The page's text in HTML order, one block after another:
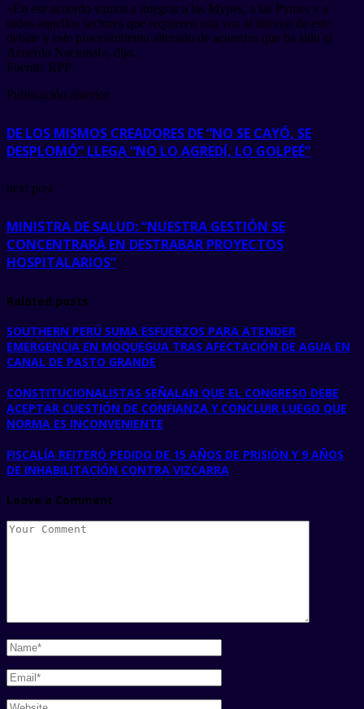
«En ese acuerdo vamos a integrar a las Mypes, a las Pymes y a
todos aquellos sectores que requieren una voz al interior de este
debate y este procesamiento alturado de acuerdos que ha sido el
Acuerdo Nacional», dijo.
Fuente: RPP
Publicación anterior
DE LOS MISMOS CREADORES DE “NO SE CAYÓ, SE
DESPLOMÓ” LLEGA “NO LO AGREDÍ, LO GOLPEÉ”
next post
MINISTRA DE SALUD: “NUESTRA GESTIÓN SE
CONCENTRARÁ EN DESTRABAR PROYECTOS
HOSPITALARIOS”
Related posts
SOUTHERN PERÚ SUMA ESFUERZOS PARA ATENDER
EMERGENCIA EN MOQUEGUA TRAS AFECTACIÓN DE AGUA EN
CANAL DE PASTO GRANDE
CONSTITUCIONALISTAS SEÑALAN QUE EL CONGRESO DEBE
ACEPTAR CUESTIÓN DE CONFIANZA Y CONCLUIR LUEGO QUE
NORMA ES INCONVENIENTE
FISCALÍA REITERÓ PEDIDO DE 15 AÑOS DE PRISIÓN Y 9 AÑOS
DE INHABILITACIÓN CONTRA VIZCARRA
Leave a Comment